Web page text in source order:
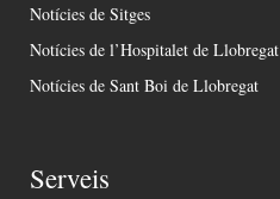
Notícies de Sitges
Notícies de l’Hospitalet de Llobregat
Notícies de Sant Boi de Llobregat
Serveis